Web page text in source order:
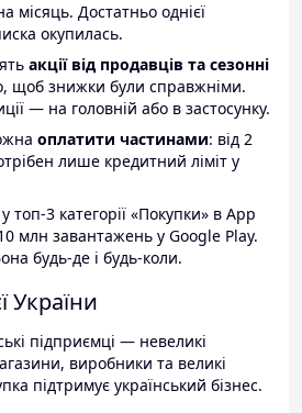
місяць. Достатньо однієї
окупилась.
акції від продавців та сезонні
щоб знижки були справжніми.
— на головній або в застосунку.
оплатити частинами: від 2
лише кредитний ліміт у
топ-3 категорії «Покупки» в App
млн завантажень у Google Play.
будь-де і будь-коли.
України
підприємці — невеликі
виробники та великі
підтримує український бізнес.